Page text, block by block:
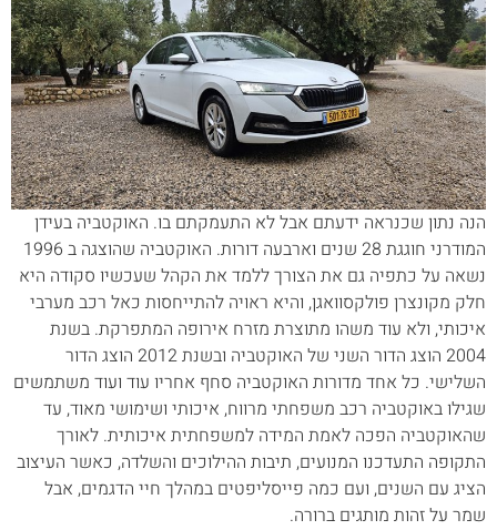
הנה נתון שכנראה ידעתם אבל לא התעמקתם בו. האוקטביה בעידן
המודרני חוגגת 28 שנים וארבעה דורות. האוקטביה שהוצגה ב 1996
נשאה על כתפיה גם את הצורך ללמד את הקהל שעכשיו סקודה היא
חלק מקונצרן פולקסוואגן, והיא ראויה להתייחסות כאל רכב מערבי
איכותי, ולא עוד משהו מתוצרת מזרח אירופה המתפרקת. בשנת
2004 הוצג הדור השני של האוקטביה ובשנת 2012 הוצג הדור
השלישי. כל אחד מדורות האוקטביה סחף אחריו עוד ועוד משתמשים
שגילו באוקטביה רכב משפחתי מרווח, איכותי ושימושי מאוד, עד
שהאוקטביה הפכה לאמת המידה למשפחתית איכותית. לאורך
התקופה התעדכנו המנועים, תיבות ההילוכים והשלדה, כאשר העיצוב
הציג עם השנים, ועם כמה פייסליפטים במהלך חיי הדגמים, אבל
שמר על זהות מותגים ברורה.